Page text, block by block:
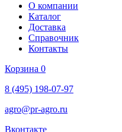
О компании
Каталог
Доставка
Справочник
Контакты
Корзина 0
8 (495) 198-07-97
agro@pr-agro.ru
Вконтакте